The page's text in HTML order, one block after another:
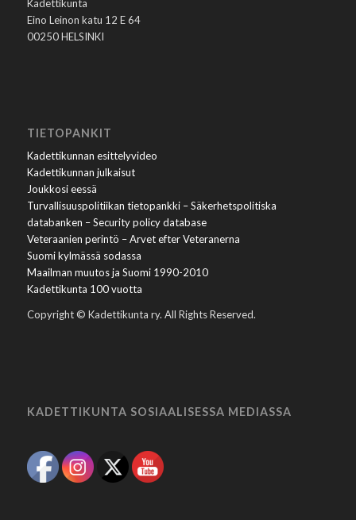
Kadettikunta
Eino Leinon katu 12 E 64
00250 HELSINKI
TIETOPANKIT
Kadettikunnan esittelyvideo
Kadettikunnan julkaisut
Joukkosi eessä
Turvallisuuspolitiikan tietopankki – Säkerhetspolitiska
databanken – Security policy database
Veteraanien perintö – Arvet efter Veteranerna
Suomi kylmässä sodassa
Maailman muutos ja Suomi 1990-2010
Kadettikunta 100 vuotta
Copyright © Kadettikunta ry. All Rights Reserved.
KADETTIKUNTA SOSIAALISESSA MEDIASSA